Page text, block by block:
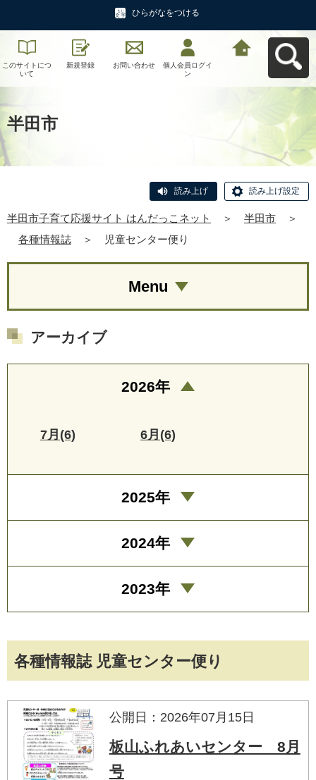
ひらがなをつける
このサイトにつ
いて
新規登録 お問い合わせ
個人会員ログイ
ン
半田市
読み上げ 読み上げ設定
半田市子育て応援サイト はんだっこネット ＞ 半田市
＞
各種情報誌
＞ 児童センター便り
各種情報誌 児童センター便り
公開日：2026年07月15日
板山ふれあいセンター 8月
号
Menu
アーカイブ
2026年
7月(6) 6月(6)
2025年
2024年
2023年